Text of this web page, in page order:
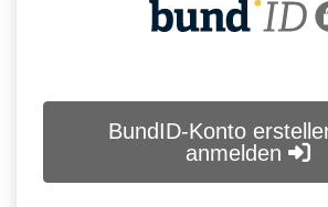
BundID-Konto
anmelden